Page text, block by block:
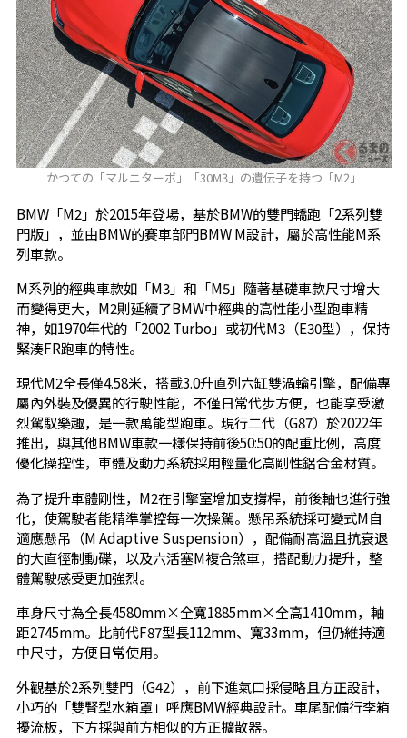
かつての「マルニターボ」「30M3」の遺伝子を持つ「M2」
BMW「M2」於2015年登場，基於BMW的雙門轎跑「2系列雙
門版」，並由BMW的賽車部門BMW M設計，屬於高性能M系
列車款。
M系列的經典車款如「M3」和「M5」隨著基礎車款尺寸增大
而變得更大，M2則延續了BMW中經典的高性能小型跑車精
神，如1970年代的「2002 Turbo」或初代M3（E30型），保持
緊湊FR跑車的特性。
現代M2全長僅4.58米，搭載3.0升直列六缸雙渦輪引擎，配備專
屬內外裝及優異的行駛性能，不僅日常代步方便，也能享受激
烈駕馭樂趣，是一款萬能型跑車。現行二代（G87）於2022年
推出，與其他BMW車款一樣保持前後50:50的配重比例，高度
優化操控性，車體及動力系統採用輕量化高剛性鋁合金材質。
為了提升車體剛性，M2在引擎室增加支撐桿，前後軸也進行強
化，使駕駛者能精準掌控每一次操駕。懸吊系統採可變式M自
適應懸吊（M Adaptive Suspension），配備耐高溫且抗衰退
的大直徑制動碟，以及六活塞M複合煞車，搭配動力提升，整
體駕駛感受更加強烈。
車身尺寸為全長4580mm×全寬1885mm×全高1410mm，軸
距2745mm。比前代F87型長112mm、寬33mm，但仍維持適
中尺寸，方便日常使用。
外觀基於2系列雙門（G42），前下進氣口採侵略且方正設計，
小巧的「雙腎型水箱罩」呼應BMW經典設計。車尾配備行李箱
擾流板，下方採與前方相似的方正擴散器。